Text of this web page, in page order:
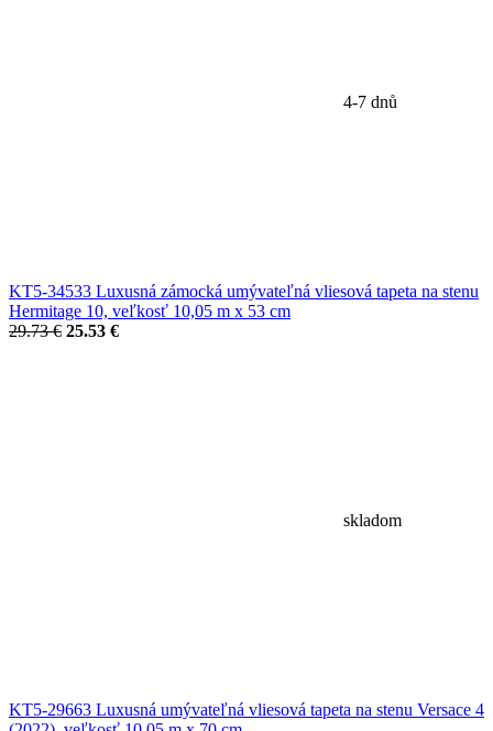
4-7 dnů
KT5-34533 Luxusná zámocká umývateľná vliesová tapeta na stenu
Hermitage 10, veľkosť 10,05 m x 53 cm
29.73 € 25.53 €
skladom
KT5-29663 Luxusná umývateľná vliesová tapeta na stenu Versace 4